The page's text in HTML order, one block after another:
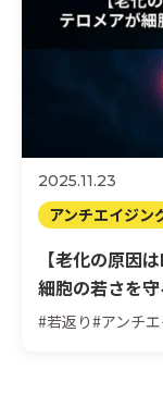
2025.11.23
アンチエイジン
【老化の原因
細胞の若さを
#若返り#アンチ